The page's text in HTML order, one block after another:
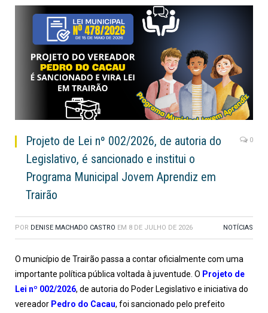
Projeto de Lei nº 002/2026, de autoria do
Legislativo, é sancionado e institui o
Programa Municipal Jovem Aprendiz em
Trairão
0
POR DENISE MACHADO CASTRO EM 8 DE JULHO DE 2026 NOTÍCIAS
O município de Trairão passa a contar oficialmente com uma
importante política pública voltada à juventude. O Projeto de
Lei nº 002/2026, de autoria do Poder Legislativo e iniciativa do
vereador Pedro do Cacau, foi sancionado pelo prefeito